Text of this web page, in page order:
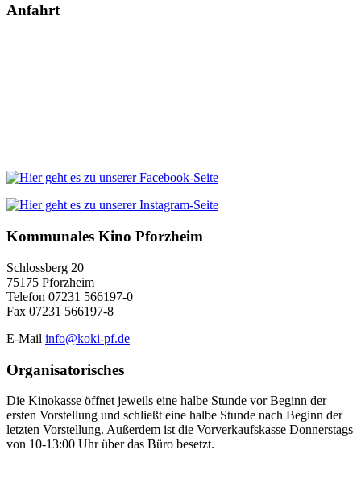
Anfahrt
Kommunales Kino Pforzheim
Schlossberg 20
75175 Pforzheim
Telefon 07231 566197-0
Fax 07231 566197-8
E-Mail info@koki-pf.de
Organisatorisches
Die Kinokasse öffnet jeweils eine halbe Stunde vor Beginn der
ersten Vorstellung und schließt eine halbe Stunde nach Beginn der
letzten Vorstellung. Außerdem ist die Vorverkaufskasse Donnerstags
von 10-13:00 Uhr über das Büro besetzt.